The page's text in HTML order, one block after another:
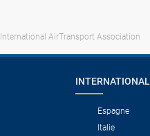
International AirTransport Association
INTERNATIONAL
Espagne
Italie